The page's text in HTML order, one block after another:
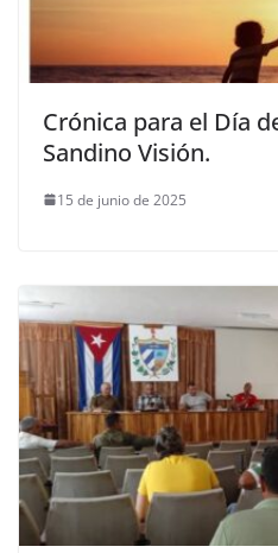
Crónica para el Día
Sandino Visión.
15 de junio de 2025